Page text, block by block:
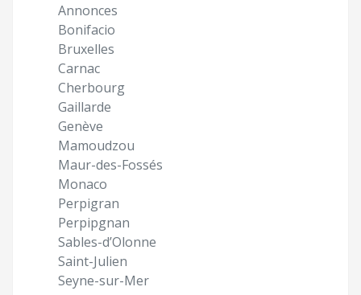
Annonces
Bonifacio
Bruxelles
Carnac
Cherbourg
Gaillarde
Genève
Mamoudzou
Maur-des-Fossés
Monaco
Perpigran
Perpipgnan
Sables-d’Olonne
Saint-Julien
Seyne-sur-Mer